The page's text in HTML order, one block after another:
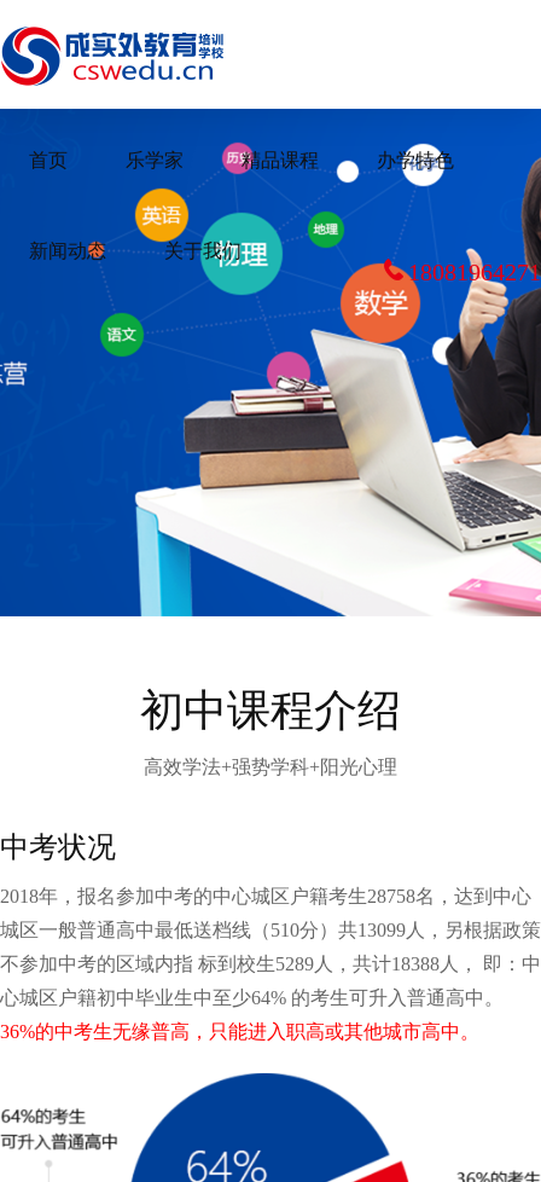
首页 乐学家 精品课程 办学特色
新闻动态 关于我们
18081964271
初中课程介绍
高效学法+强势学科+阳光心理
中考状况
2018年，报名参加中考的中心城区户籍考生28758名，达到中心
城区一般普通高中最低送档线（510分）共13099人，另根据政策
不参加中考的区域内指 标到校生5289人，共计18388人， 即：中
心城区户籍初中毕业生中至少64% 的考生可升入普通高中。
36%的中考生无缘普高，只能进入职高或其他城市高中。